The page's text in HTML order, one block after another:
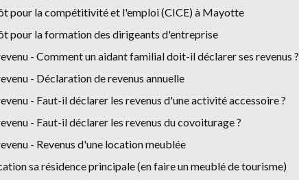
pour la compétitivité et l'emploi (CICE) à Mayotte
pour la formation des dirigeants d'entreprise
- Comment un aidant familial doit-il déclarer ses revenus ?
- Déclaration de revenus annuelle
- Faut-il déclarer les revenus d'une activité accessoire ?
- Faut-il déclarer les revenus du covoiturage ?
- Revenus d'une location meublée
sa résidence principale (en faire un meublé de tourisme)